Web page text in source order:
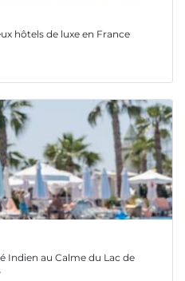
hôtels de luxe en France
Indien au Calme du Lac de